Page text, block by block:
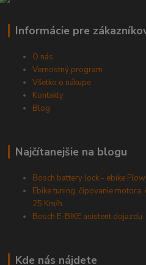
Informácie pre
O nás
Vernostný program
Všetko o nákupe
Kontakty
Blog
Najčítanejšie na blogu
Bosch battery lock - ebike
Ebike tuning, čipovanie
25 Km/h
Bosch E-BIKE asistent dojazdu
Kde nás nájdete